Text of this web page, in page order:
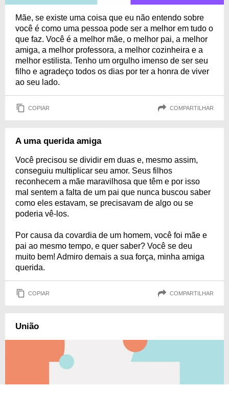
Mãe, se existe uma coisa que eu não entendo sobre
você é como uma pessoa pode ser a melhor em tudo o
que faz. Você é a melhor mãe, o melhor pai, a melhor
amiga, a melhor professora, a melhor cozinheira e a
melhor estilista. Tenho um orgulho imenso de ser seu
filho e agradeço todos os dias por ter a honra de viver
ao seu lado.
COPIAR COMPARTILHAR
A uma querida amiga
Você precisou se dividir em duas e, mesmo assim,
conseguiu multiplicar seu amor. Seus filhos
reconhecem a mãe maravilhosa que têm e por isso
mal sentem a falta de um pai que nunca buscou saber
como eles estavam, se precisavam de algo ou se
poderia vê-los.
Por causa da covardia de um homem, você foi mãe e
pai ao mesmo tempo, e quer saber? Você se deu
muito bem! Admiro demais a sua força, minha amiga
querida.
COPIAR COMPARTILHAR
União